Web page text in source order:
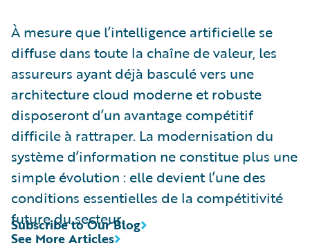
À mesure que l’intelligence artificielle se
diffuse dans toute la chaîne de valeur, les
assureurs ayant déjà basculé vers une
architecture cloud moderne et robuste
disposeront d’un avantage compétitif
difficile à rattraper. La modernisation du
système d’information ne constitue plus une
simple évolution : elle devient l’une des
conditions essentielles de la compétitivité
future du secteur.
See More Articles
Subscribe to Our Blog